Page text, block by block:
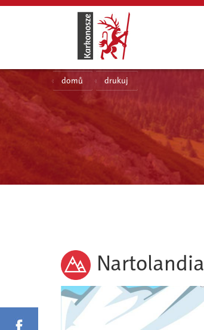
domů drukuj
Nartolandia